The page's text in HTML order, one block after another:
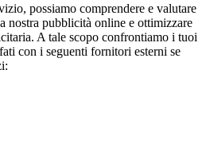
possiamo comprendere e valutare
nostra pubblicità online e ottimizzare
A tale scopo confrontiamo i tuoi
con i seguenti fornitori esterni se